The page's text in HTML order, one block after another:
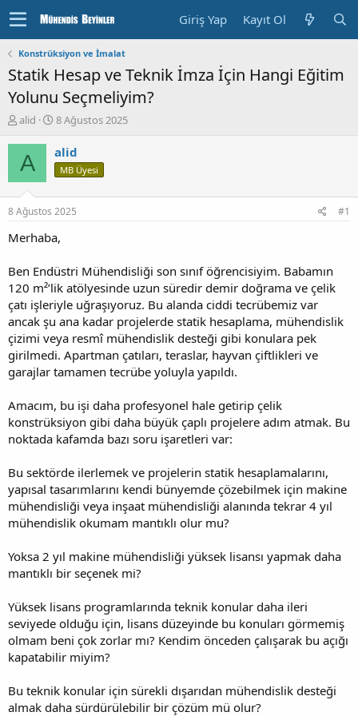
Giriş Yap Kayıt Ol
Konstrüksiyon ve İmalat
Statik Hesap ve Teknik İmza İçin Hangi Eğitim
Yolunu Seçmeliyim?
K
n
u
b
a
ş
t
a
n
alid
B
ş
l
a
g
ı
ç
T
r
i
h
8 Ağustos 2025
A alid
MB Üyesi
8 Ağustos 2025 #1
Merhaba,
Ben Endüstri Mühendisliği son sınıf öğrencisiyim. Babamın
120 m²’lik atölyesinde uzun süredir demir doğrama ve çelik
çatı işleriyle uğraşıyoruz. Bu alanda ciddi tecrübemiz var
ancak şu ana kadar projelerde statik hesaplama, mühendislik
çizimi veya resmî mühendislik desteği gibi konulara pek
girilmedi. Apartman çatıları, teraslar, hayvan çiftlikleri ve
garajlar tamamen tecrübe yoluyla yapıldı.
Amacım, bu işi daha profesyonel hale getirip çelik
konstrüksiyon gibi daha büyük çaplı projelere adım atmak. Bu
noktada kafamda bazı soru işaretleri var:
Bu sektörde ilerlemek ve projelerin statik hesaplamalarını,
yapısal tasarımlarını kendi bünyemde çözebilmek için makine
mühendisliği veya inşaat mühendisliği alanında tekrar 4 yıl
mühendislik okumam mantıklı olur mu?
Yoksa 2 yıl makine mühendisliği yüksek lisansı yapmak daha
mantıklı bir seçenek mi?
Yüksek lisans programlarında teknik konular daha ileri
seviyede olduğu için, lisans düzeyinde bu konuları görmemiş
olmam beni çok zorlar mı? Kendim önceden çalışarak bu açığı
kapatabilir miyim?
Bu teknik konular için sürekli dışarıdan mühendislik desteği
almak daha sürdürülebilir bir çözüm mü olur?